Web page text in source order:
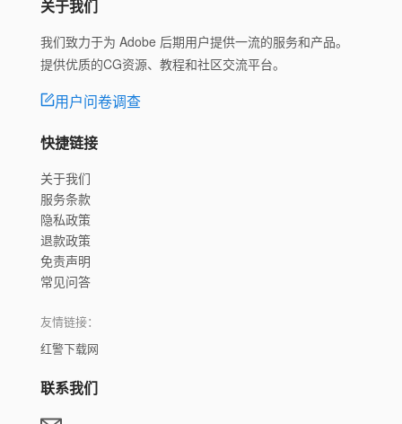
关于我们
我们致力于为 Adobe 后期用户提供一流的服务和产品。
提供优质的CG资源、教程和社区交流平台。
用户问卷调查
快捷链接
关于我们
服务条款
隐私政策
退款政策
免责声明
常见问答
友情链接：
红警下载网
联系我们